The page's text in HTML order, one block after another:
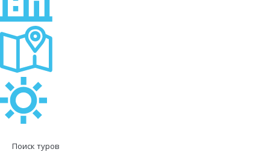
Поиск туров